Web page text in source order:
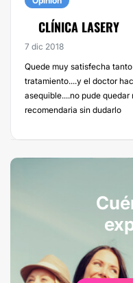
CLÍNICA LASERY
7 dic 2018
Quede muy satisfecha
tratamiento....y el doctor
asequible....no pude
recomendaria sin dudarlo